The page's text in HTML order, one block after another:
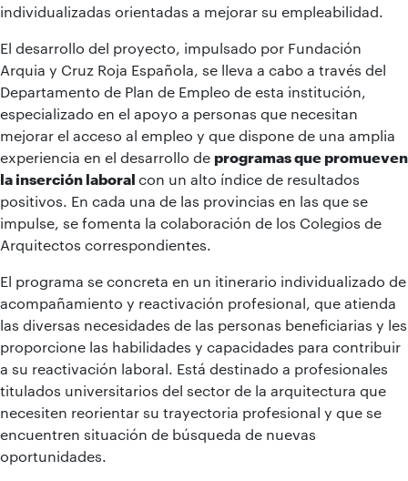
individualizadas orientadas a mejorar su empleabilidad.
El desarrollo del proyecto, impulsado por Fundación
Arquia y Cruz Roja Española, se lleva a cabo a través del
Departamento de Plan de Empleo de esta institución,
especializado en el apoyo a personas que necesitan
mejorar el acceso al empleo y que dispone de una amplia
experiencia en el desarrollo de programas que promueven
la inserción laboral con un alto índice de resultados
positivos. En cada una de las provincias en las que se
impulse, se fomenta la colaboración de los Colegios de
Arquitectos correspondientes.
El programa se concreta en un itinerario individualizado de
acompañamiento y reactivación profesional, que atienda
las diversas necesidades de las personas beneficiarias y les
proporcione las habilidades y capacidades para contribuir
a su reactivación laboral. Está destinado a profesionales
titulados universitarios del sector de la arquitectura que
necesiten reorientar su trayectoria profesional y que se
encuentren situación de búsqueda de nuevas
oportunidades.